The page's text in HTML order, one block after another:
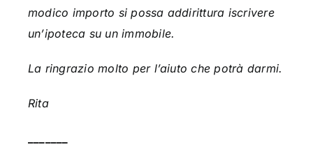
modico importo si possa addirittura iscrivere
un’ipoteca su un immobile.
La ringrazio molto per l’aiuto che potrà darmi.
Rita